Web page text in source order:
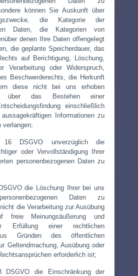
können Sie Auskunft über
die Kategorie der
Daten, die Kategorien von
denen Ihre Daten offengelegt
die geplante Speicherdauer, das
auf Berichtigung, Löschung,
Verarbeitung oder Widerspruch,
Beschwerderechts, die Herkunft
diese nicht bei uns erhoben
über das Bestehen einer
einschließlich
Informationen zu
verlangen;
DSGVO unverzüglich die
oder Vervollständigung Ihrer
personenbezogenen Daten zu
die Löschung Ihrer bei uns
Daten zu
die Verarbeitung zur Ausübung
freie Meinungsäußerung und
Erfüllung einer rechtlichen
Gründen des öffentlichen
Geltendmachung, Ausübung oder
erforderlich ist;
die Einschränkung der